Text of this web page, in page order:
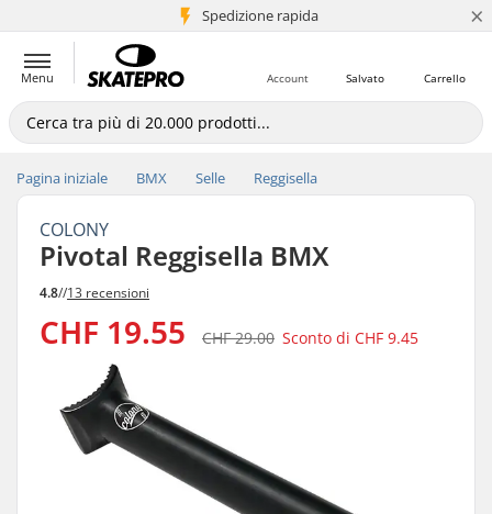
Spedizione rapida
+5 mln di clienti ×
Menu Carrello
Salvato
Account
Pagina iniziale BMX Selle Reggisella
COLONY
Pivotal Reggisella BMX
4.8//13 recensioni
CHF 19.55 CHF 29.00 Sconto di CHF 9.45